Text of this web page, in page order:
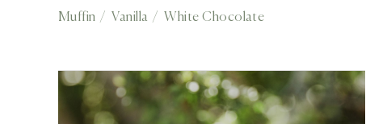
Muffin Vanilla White Chocolate